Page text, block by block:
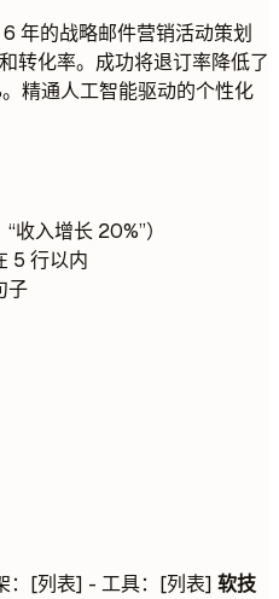
年的战略邮件营销活动策划
转化率。成功将退订率降低了
精通人工智能驱动的个性化
收入增长 20%”）
5 行以内
子
：[列表] - 工具：[列表] 软技